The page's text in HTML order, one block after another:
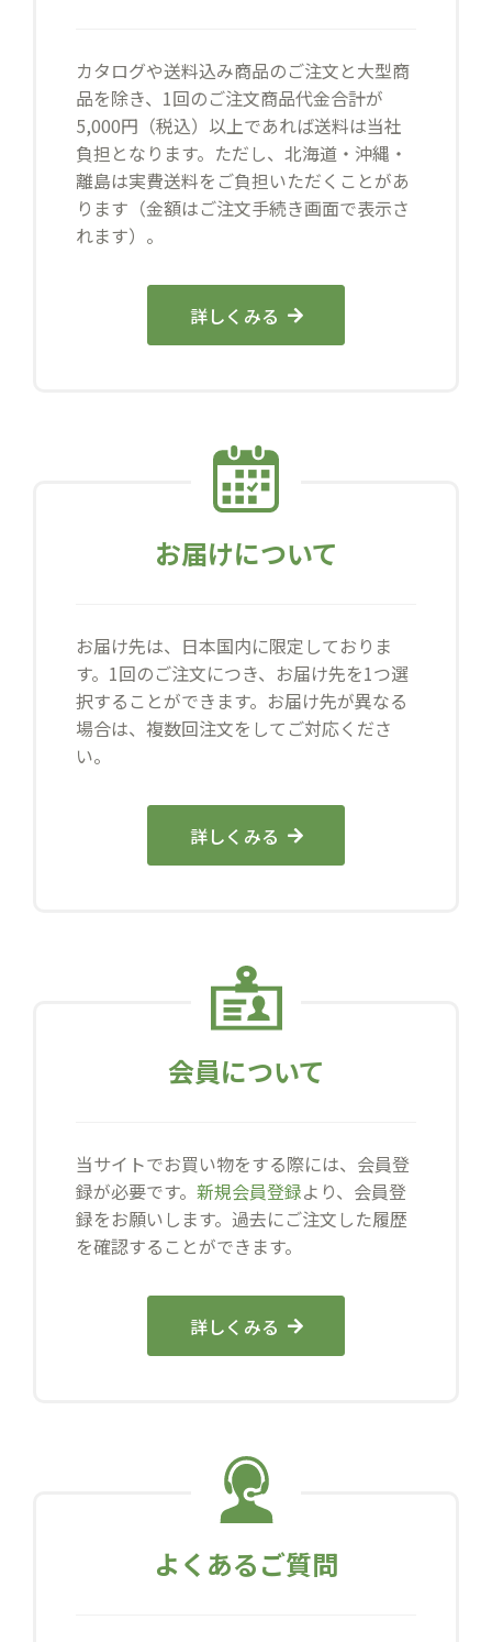
カタログや送料込み商品のご注文と大型商
品を除き、1回のご注文商品代金合計が
5,000円（税込）以上であれば送料は当社
負担となります。ただし、北海道・沖縄・
離島は実費送料をご負担いただくことがあ
ります（金額はご注文手続き画面で表示さ
れます）。
詳しくみる
お届けについて
お届け先は、日本国内に限定しておりま
す。1回のご注文につき、お届け先を1つ選
択することができます。お届け先が異なる
場合は、複数回注文をしてご対応くださ
い。
詳しくみる
会員について
当サイトでお買い物をする際には、会員登
録が必要です。 新規会員登録より、会員登
録をお願いします。過去にご注文した履歴
を確認することができます。
詳しくみる
よくあるご質問